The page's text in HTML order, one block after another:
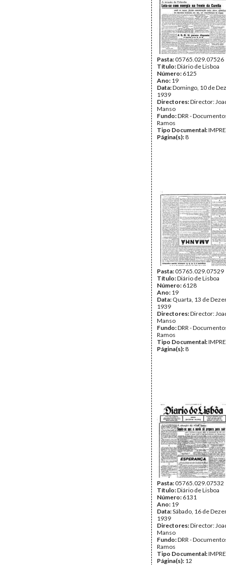
Pasta:05765.029.07526
Título:Diário de Lisboa
Número: 6125
Ano: 19
Data:Domingo, 10 de
1939
Directores:Director:
Manso
Fundo:DRR -
Ramos
Tipo Documental:
Página(s): 8
Pasta:05765.029.07529
Título:Diário de Lisboa
Número: 6128
Ano: 19
Data: Quarta, 13 de
1939
Directores:Director:
Manso
Fundo:DRR -
Ramos
Tipo Documental:
Página(s): 8
Pasta:05765.029.07532
Título:Diário de Lisboa
Número: 6131
Ano: 19
Data:Sábado, 16 de
1939
Directores:Director:
Manso
Fundo:DRR -
Ramos
Tipo Documental:
Página(s): 12